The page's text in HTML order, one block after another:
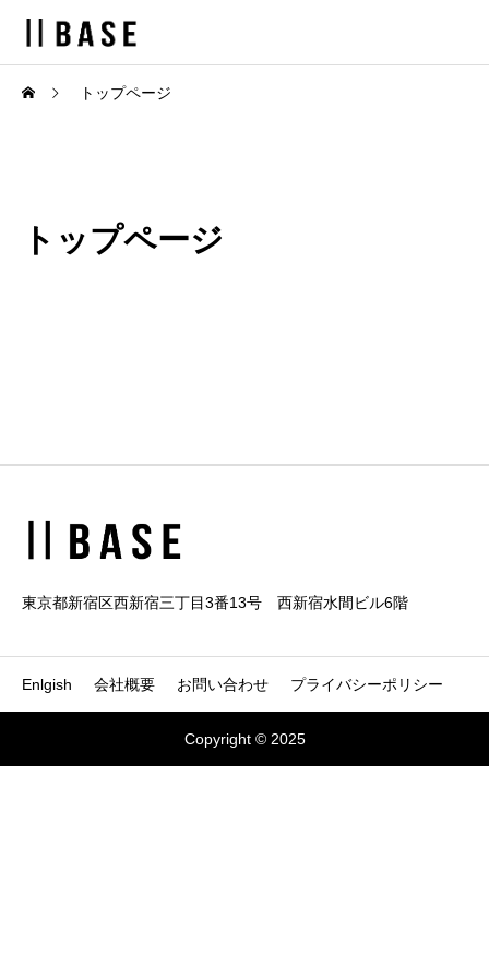
トップページ
トップページ
東京都新宿区西新宿三丁目3番13号 西新宿水間ビル6階
Enlgish 会社概要 お問い合わせ プライバシーポリシー
Copyright © 2025